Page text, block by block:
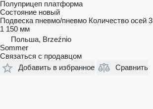
Полуприцеп платформа
Состояние новый
Подвеска пневмо/пневмо Количество осей 3
1 150 мм
Польша, Brzeźnio
Sommer
Связаться с продавцом
Добавить в избранное
Сравнить